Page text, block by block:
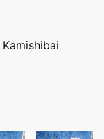
Kamishibai